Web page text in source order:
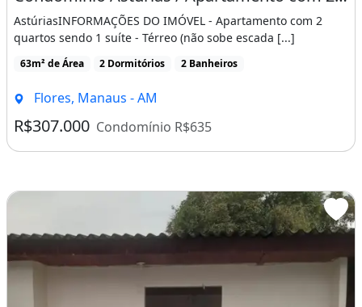
AstúriasINFORMAÇÕES DO IMÓVEL - Apartamento com 2
quartos sendo 1 suíte - Térreo (não sobe escada [...]
63m² de Área 2 Dormitórios 2 Banheiros
Flores, Manaus - AM
R$307.000 Condomínio R$635